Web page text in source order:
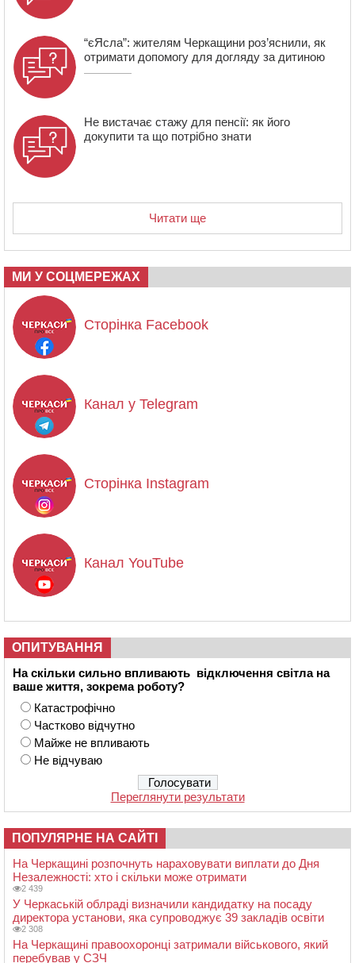
“єЯсла”: жителям Черкащини роз’яснили, як
отримати допомогу для догляду за дитиною
Не вистачає стажу для пенсії: як його
докупити та що потрібно знати
Читати ще
МИ У СОЦМЕРЕЖАХ
Сторінка Facebook
Канал у Telegram
Сторінка Instagram
Канал YouTube
ОПИТУВАННЯ
На скільки сильно впливають відключення світла на
ваше життя, зокрема роботу?
Катастрофічно
Частково відчутно
Майже не впливають
Не відчуваю
Переглянути результати
ПОПУЛЯРНЕ НА САЙТІ
На Черкащині розпочнуть нараховувати виплати до Дня
Незалежності: хто і скільки може отримати
2 439
У Черкаській облраді визначили кандидатку на посаду
директора установи, яка супроводжує 39 закладів освіти
2 308
На Черкащині правоохоронці затримали військового, який
перебував у СЗЧ